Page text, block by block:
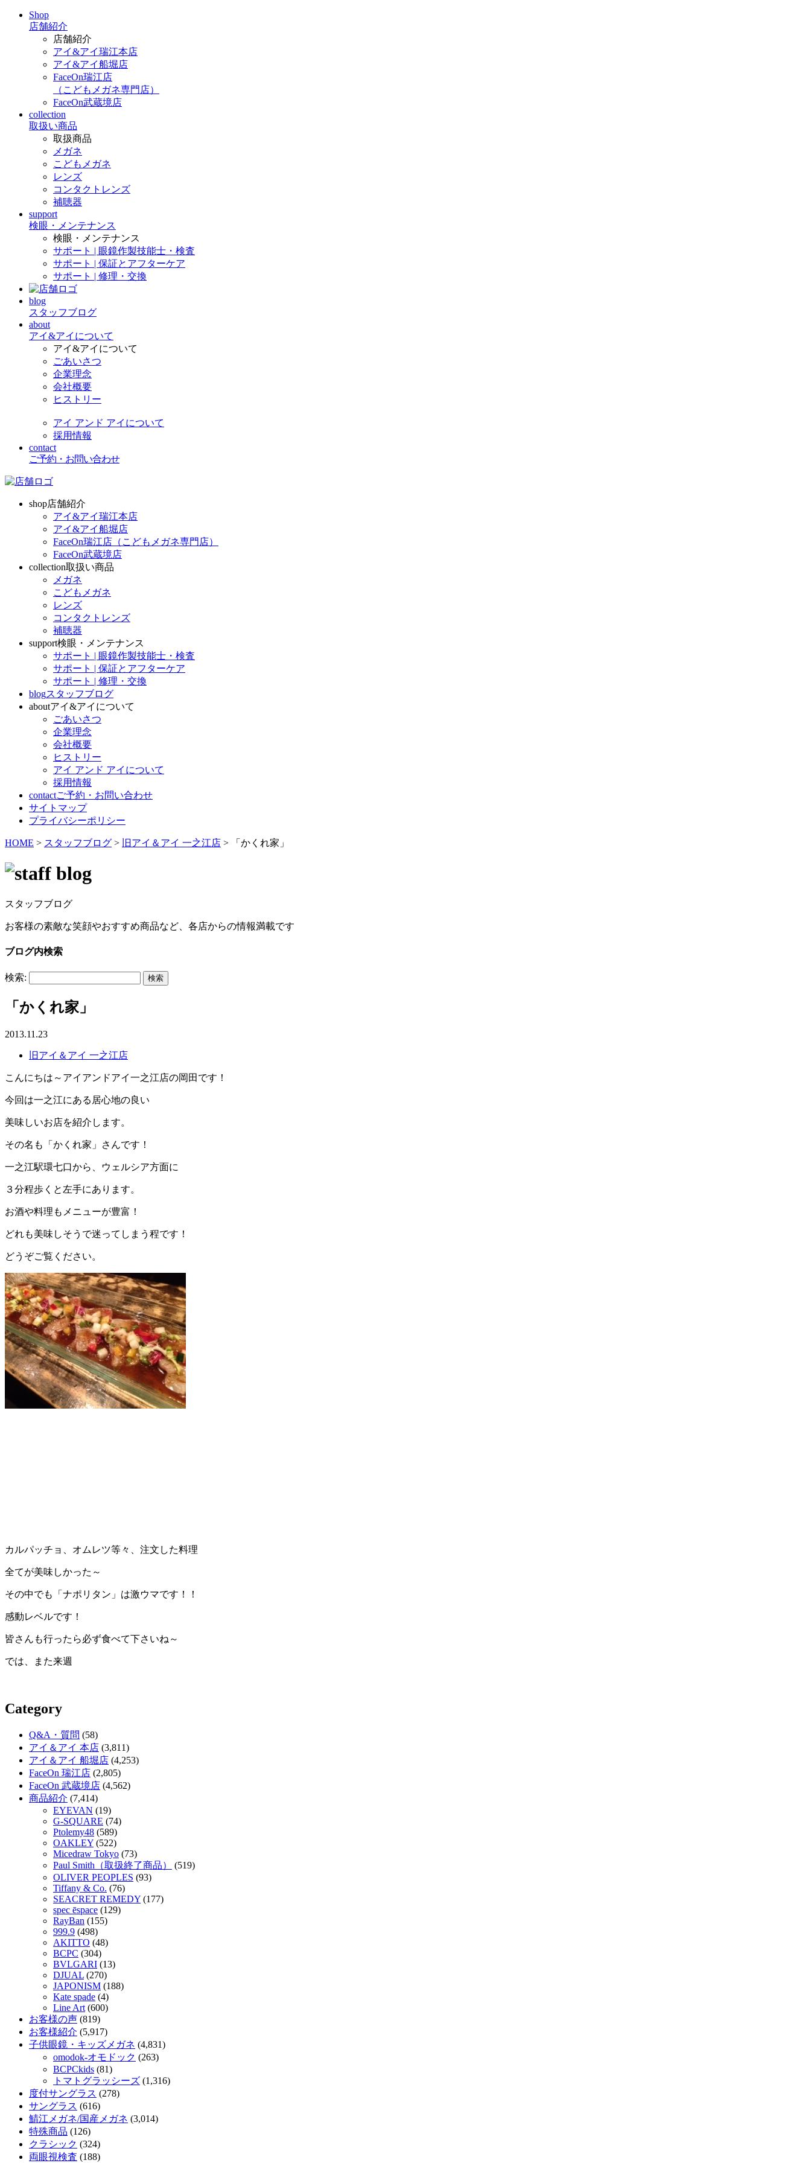
Shop
店舗紹介
店舗紹介
アイ&アイ瑞江本店
アイ&アイ船堀店
FaceOn瑞江店
（こどもメガネ専門店）
FaceOn武蔵境店
collection
取扱い商品
取扱商品
メガネ
こどもメガネ
レンズ
コンタクトレンズ
補聴器
support
検眼・メンテナンス
検眼・メンテナンス
サポート | 眼鏡作製技能士・検査
サポート | 保証とアフターケア
サポート | 修理・交換
blog
スタッフブログ
about
アイ&アイについて
アイ&アイについて
ごあいさつ
企業理念
会社概要
ヒストリー
アイ アンド アイについて
採用情報
contact
ご予約・お問い合わせ
shop店舗紹介
アイ&アイ瑞江本店
アイ&アイ船堀店
FaceOn瑞江店（こどもメガネ専門店）
FaceOn武蔵境店
collection取扱い商品
メガネ
こどもメガネ
レンズ
コンタクトレンズ
補聴器
support検眼・メンテナンス
サポート | 眼鏡作製技能士・検査
サポート | 保証とアフターケア
サポート | 修理・交換
blogスタッフブログ
aboutアイ&アイについて
ごあいさつ
企業理念
会社概要
ヒストリー
アイ アンド アイについて
採用情報
contactご予約・お問い合わせ
サイトマップ
プライバシーポリシー
HOME > スタッフブログ > 旧アイ＆アイ 一之江店 > 「かくれ家」
スタッフブログ
お客様の素敵な笑顔やおすすめ商品など、各店からの情報満載です
ブログ内検索
検索:
「かくれ家」
2013.11.23
旧アイ＆アイ 一之江店
こんにちは～アイアンドアイ一之江店の岡田です！
今回は一之江にある居心地の良い
美味しいお店を紹介します。
その名も「かくれ家」さんです！
一之江駅環七口から、ウェルシア方面に
３分程歩くと左手にあります。
お酒や料理もメニューが豊富！
どれも美味しそうで迷ってしまう程です！
どうぞご覧ください。
カルパッチョ、オムレツ等々、注文した料理
全てが美味しかった～
その中でも「ナポリタン」は激ウマです！！
感動レベルです！
皆さんも行ったら必ず食べて下さいね～
では、また来週
Category
Q&A・質問 (58)
アイ＆アイ 本店 (3,811)
アイ＆アイ 船堀店 (4,253)
FaceOn 瑞江店 (2,805)
FaceOn 武蔵境店 (4,562)
商品紹介 (7,414)
EYEVAN (19)
G-SQUARE (74)
Ptolemy48 (589)
OAKLEY (522)
Micedraw Tokyo (73)
Paul Smith（取扱終了商品）
(519)
OLIVER PEOPLES (93)
Tiffany & Co. (76)
SEACRET REMEDY (177)
spec ēspace (129)
RayBan (155)
999.9 (498)
AKITTO (48)
BCPC (304)
BVLGARI (13)
DJUAL (270)
JAPONISM (188)
Kate spade (4)
Line Art (600)
お客様の声 (819)
お客様紹介 (5,917)
子供眼鏡・キッズメガネ (4,831)
omodok-オモドック (263)
BCPCkids (81)
トマトグラッシーズ (1,316)
度付サングラス (278)
サングラス (616)
鯖江メガネ/国産メガネ (3,014)
特殊商品 (126)
クラシック (324)
両眼視検査 (188)